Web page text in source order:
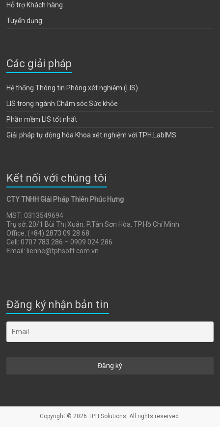
Hỗ trợ Khách hàng
Tuyển dụng
Các giải pháp
Hệ thống Thông tin Phòng xét nghiệm (LIS)
LIS trong ngành Chăm sóc Sức khỏe
Phần mềm LIS tốt nhất
Giải pháp tự động hóa Khoa xét nghiệm với TPH.LabIMS
Kết nối với chúng tôi
CTY TNHH Giải Pháp Thiên Phúc Hưng
MST: 0313549694
Trụ sở: 20/1 Bùi Thị Xuân, P.Tân Sơn Hòa, TP.Hồ Chí Minh
Office: (+84) 2873 09 28 68
Cell: 0707 783 286 – 0909 024 286
Email: lienhe@tphsoft.com.vn
Đăng ký nhận bản tin
Copyright © 2026 TPH Solutions . All rights reserved.